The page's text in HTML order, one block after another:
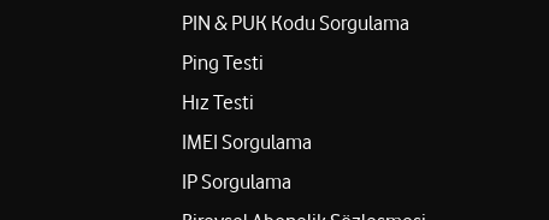
PIN & PUK Kodu Sorgulama
Ping Testi
Hız Testi
IMEI Sorgulama
IP Sorgulama